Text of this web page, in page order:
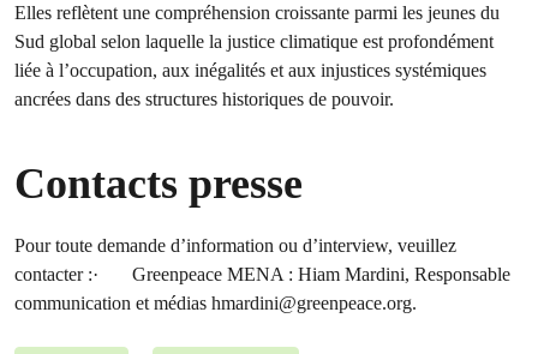
Elles reflètent une compréhension croissante parmi les jeunes du
Sud global selon laquelle la justice climatique est profondément
liée à l’occupation, aux inégalités et aux injustices systémiques
ancrées dans des structures historiques de pouvoir.
Contacts presse
Pour toute demande d’information ou d’interview, veuillez
contacter :· Greenpeace MENA : Hiam Mardini, Responsable
communication et médias hmardini@greenpeace.org.